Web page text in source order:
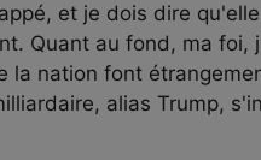
et je dois dire
Quant au fond, ma foi,
la nation font
alias Trump,